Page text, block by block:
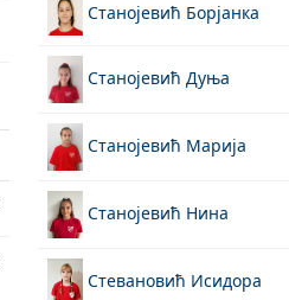
Станојевић Борјанка
Станојевић Дуња
Станојевић Марија
Станојевић Нина
Стевановић Исидора